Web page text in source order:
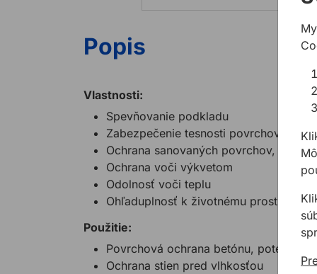
Popis
Vlastnosti:
Spevňovanie podkladu
Zabezpečenie tesnosti povrchov proti
Ochrana sanovaných povrchov, ktoré
Ochrana voči výkvetom
Odolnosť voči teplu
Ohľaduplnosť k životnému prostrediu
Použitie:
Povrchová ochrana betónu, poterov a
Ochrana stien pred vlhkosťou